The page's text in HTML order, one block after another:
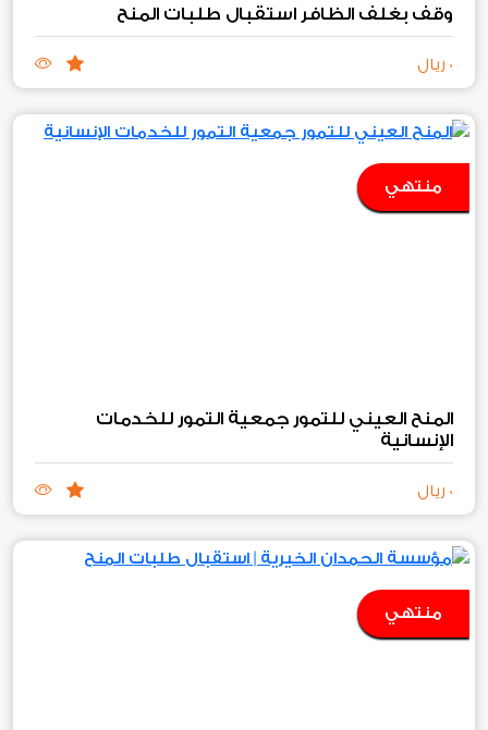
وقف بغلف الظافر استقبال طلبات المنح
0 ريال
منتهي
المنح العيني للتمور جمعية التمور للخدمات
الإنسانية
0 ريال
منتهي